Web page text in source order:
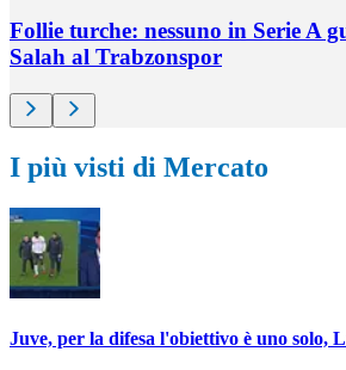
Follie turche: nessuno in Serie A
Salah al Trabzonspor
I più visti di Mercato
Juve, per la difesa l'obiettivo è uno solo,